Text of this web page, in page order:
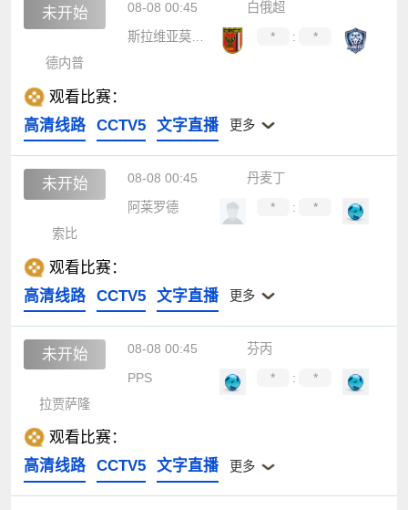
未开始 08-08 00:45
白俄超
斯拉维亚莫斯尔
* :
*
德内普
观看比赛：
高清线路
CCTV5 文字直播 更多
未开始 08-08 00:45
丹麦丁
阿莱罗德
* :
*
索比
观看比赛：
高清线路
CCTV5 文字直播 更多
未开始 08-08 00:45
芬丙
PPS
* :
*
拉贾萨隆
观看比赛：
高清线路
CCTV5 文字直播 更多